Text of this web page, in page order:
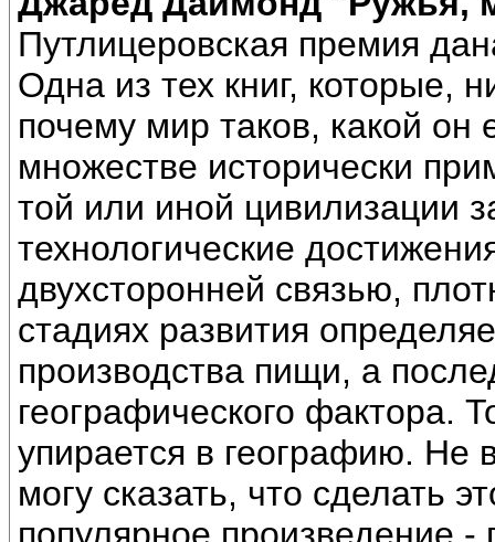
Путлицеровская премия
Одна из тех книг, которые,
почему мир таков, какой он
множестве исторически
той или иной цивилизации
технологические
двухсторонней связью,
стадиях развития
производства пищи, а
географического фактора.
упирается в географию. Не
могу сказать, что сделать